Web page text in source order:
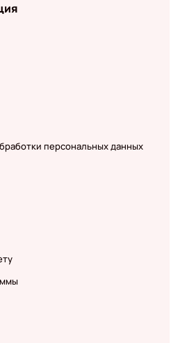
персональных данных